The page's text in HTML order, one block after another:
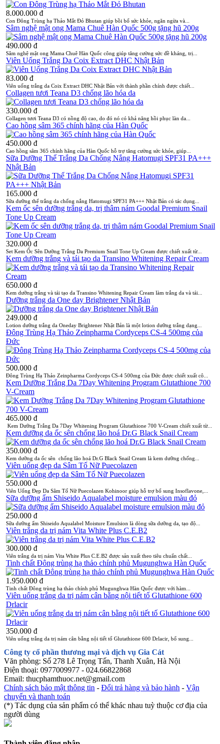
8.000.000 đ
Con Đông Trùng hạ Thảo Mắt Đỏ Bhutan giúp bồi bổ sức khỏe, ngăn ngừa và...
Sâm nghệ mật ong Mama Chuê Hàn Quốc 500g tặng hũ 200g
490.000 đ
Sâm nghệ mật ong Mama Chuê Hàn Quốc công giúp tăng cường sức đề kháng, trị...
Viên Uống Trắng Da Coix Extract DHC Nhật Bản
83.000 đ
Viên uống trắng da Coix Extract DHC Nhật Bản với thành phần chính được chiết...
Collagen tươi Teana D3 chống lão hóa da
330.000 đ
Collagen tươi Teana D3 có nồng độ cao, do đó nó có khả năng hồi phục làn da...
Cao hồng sâm 365 chính hãng của Hàn Quốc
450.000 đ
Cao hồng sâm 365 chính hãng của Hàn Quốc hỗ trợ tăng cường sức khỏe, giúp...
Sữa Dưỡng Thể Trắng Da Chống Nắng Hatomugi SPF31 PA+++
Nhật Bản
165.000 đ
Sữa dưỡng thể trắng da chống nắng Hatomugi SPF31 PA+++ Nhật Bản có tác dụng...
Kem ốc sên dưỡng trắng da, trị thâm nám Goodal Premium Snail
Tone Up Cream
320.000 đ
Set Kem Ốc Sên Dưỡng Trắng Da Premium Snail Tone Up Cream được chiết xuất từ...
Kem dưỡng trắng và tái tạo da Transino Whitening Repair Cream
650.000 đ
Kem dưỡng trắng và tái tạo da Transino Whitening Repair Cream làm trắng da và tái...
Dưỡng trắng da One day Brightener Nhật Bản
249.000 đ
Lotion dưỡng trắng da Oneday Brightener Nhật Bản là một lotion dưỡng trắng dạng...
Đông Trùng Hạ Thảo Zeinpharma Cordyceps CS-4 500mg của
Đức
500.000 đ
Đông Trùng Hạ Thảo Zeinpharma Cordyceps CS-4 500mg của Đức được chiết xuất cô...
Kem Dưỡng Trắng Da 7Day Whitening Program Glutathione 700
V-Cream
465.000 đ
Kem Dưỡng Trắng Da 7Day Whitening Program Glutathione 700 V-Cream chiết xuất từ...
Kem dưỡng da ốc sên chống lão hoá Dr.G Black Snail Cream
350.000 đ
Kem dưỡng da ốc sên chống lão hoá Dr.G Black Snail Cream là kem dưỡng chống...
Viên uống đẹp da Sâm Tố Nữ Puecolazen
550.000 đ
Viên Uống Đẹp Da Sâm Tố Nữ Puecolazen Kohinoor giúp hỗ trợ bổ sung Insoflavone,...
Sữa dưỡng ẩm Shiseido Aqualabel moisture emulsion màu đỏ
250.000 đ
Sữa dưỡng ẩm Shiseido Aqualabel Moisture Emulsion là dòng sữa dưỡng da, tạo độ...
Viên trắng da trị nám Vita White Plus C.E.B2
300.000 đ
Viên trắng da trị nám Vita White Plus C.E.B2 được sản xuất theo tiêu chuẩn chất...
Tinh chất Đông trùng hạ thảo chính phủ Mugunghwa Hàn Quốc
1.950.000 đ
Tinh chất Đông trùng hạ thảo chính phủ Mugunghwa Hàn Quốc được với hàm...
Viên uống trắng da trị nám cân bằng nội tiết tố Glutathione 600
Drlacir
350.000 đ
Viên uống trắng da trị nám cân bằng nội tiết tố Glutathione 600 Drlacir, bổ sung...
Công ty cổ phần thương mại và dịch vụ Gia Cát
Văn phòng: Số 278 Lê Trọng Tấn, Thanh Xuân, Hà Nội
Điện thoại: 0977009977 - 024.66822868
Email: thucphamthuoc.net@gmail.com
Chính sách bảo mật thông tin - Đổi trả hàng và bảo hành - Vận
chuyển và thanh toán
(*) Tác dụng của sản phẩm có thể khác nhau tuỳ thuộc cơ địa của
người dùng